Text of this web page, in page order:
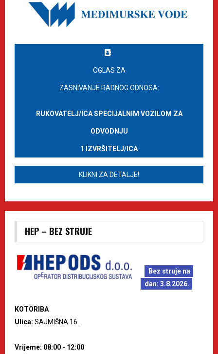
OGLAS ZA
ZASNIVANJE RADNOG ODNOSA:
RUKOVATELJ/ICA SPECIJALNIM VOZILOM ZA
ODVODNJU
1 IZVRŠITELJ/ICA
KLIKNI ZA DETALJE!
HEP – BEZ STRUJE
Bez struje na
dan: 3.8.2026.
KOTORIBA
Ulica: SAJMIŠNA 16.
Vrijeme: 08:00 - 12:00